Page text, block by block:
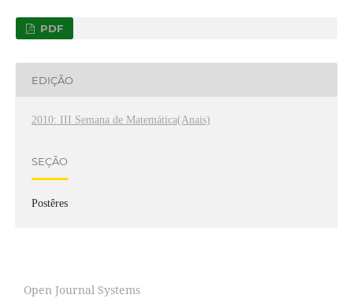
PDF
EDIÇÃO
2010: III Semana de Matemática(Anais)
SEÇÃO
Postêres
Open Journal Systems